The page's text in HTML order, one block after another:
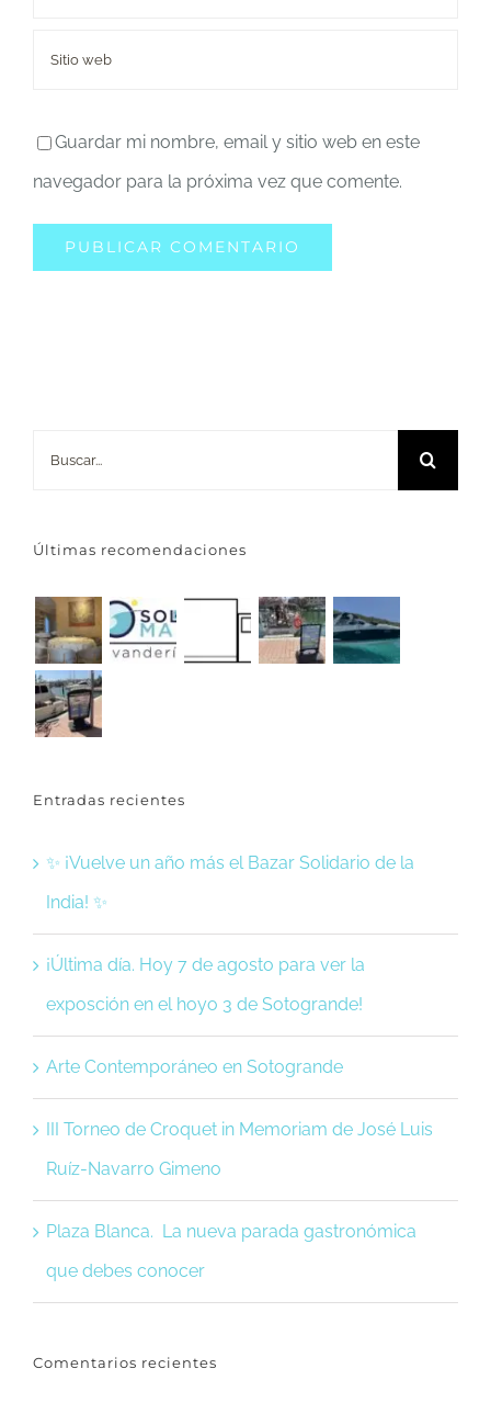
Guardar mi nombre, email y sitio web en este
navegador para la próxima vez que comente.
Últimas recomendaciones
Entradas recientes
✨ ¡Vuelve un año más el Bazar Solidario de la
India! ✨
¡Última día. Hoy 7 de agosto para ver la
exposción en el hoyo 3 de Sotogrande!
Arte Contemporáneo en Sotogrande
III Torneo de Croquet in Memoriam de José Luis
Ruíz-Navarro Gimeno
Plaza Blanca. La nueva parada gastronómica
que debes conocer
Comentarios recientes